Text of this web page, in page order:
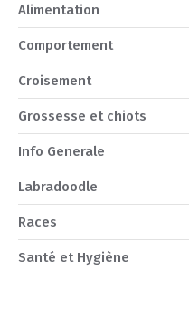
Alimentation
Comportement
Croisement
Grossesse et chiots
Info Generale
Labradoodle
Races
Santé et Hygiène